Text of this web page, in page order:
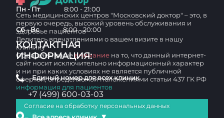
Пн - Пт 8:00 - 21:00
Сб - Вс 8:00 - 20:00
КОНТАКТНАЯ
ИНФОРМАЦИЯ:
Единый номер для всех клиник
+7 (499) 600-03-03
Сеть медицинских центров "Московский доктор" – это, в
первую очередь, высокий уровень обслуживания и
здоровье пациентов
Делитесь впечатлениями о вашем визите в нашу
клинику
Обращаем вашевнимание на то, что данный интернет-
сайт носит исключительно информационный характер
и ни при каких условиях не является публичной
офертой, определяемой положениями статьи 437 ГК РФ
информация для пациентов
Согласие на обработку персональных данных